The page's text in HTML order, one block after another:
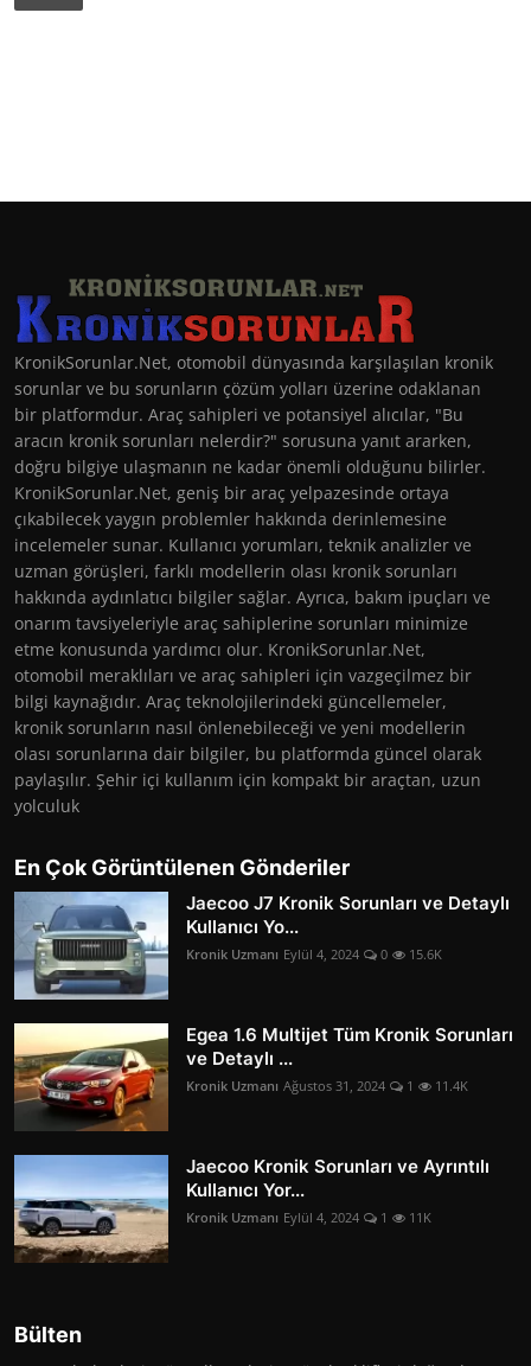
KronikSorunlar.Net, otomobil dünyasında karşılaşılan kronik
sorunlar ve bu sorunların çözüm yolları üzerine odaklanan
bir platformdur. Araç sahipleri ve potansiyel alıcılar, "Bu
aracın kronik sorunları nelerdir?" sorusuna yanıt ararken,
doğru bilgiye ulaşmanın ne kadar önemli olduğunu bilirler.
KronikSorunlar.Net, geniş bir araç yelpazesinde ortaya
çıkabilecek yaygın problemler hakkında derinlemesine
incelemeler sunar. Kullanıcı yorumları, teknik analizler ve
uzman görüşleri, farklı modellerin olası kronik sorunları
hakkında aydınlatıcı bilgiler sağlar. Ayrıca, bakım ipuçları ve
onarım tavsiyeleriyle araç sahiplerine sorunları minimize
etme konusunda yardımcı olur. KronikSorunlar.Net,
otomobil meraklıları ve araç sahipleri için vazgeçilmez bir
bilgi kaynağıdır. Araç teknolojilerindeki güncellemeler,
kronik sorunların nasıl önlenebileceği ve yeni modellerin
olası sorunlarına dair bilgiler, bu platformda güncel olarak
paylaşılır. Şehir içi kullanım için kompakt bir araçtan, uzun
yolculuk
En Çok Görüntülenen Gönderiler
Jaecoo J7 Kronik Sorunları ve Detaylı
Kullanıcı Yo...
Kronik Uzmanı Eylül 4, 2024 0 15.6K
Egea 1.6 Multijet Tüm Kronik Sorunları
ve Detaylı ...
Kronik Uzmanı Ağustos 31, 2024 1 11.4K
Jaecoo Kronik Sorunları ve Ayrıntılı
Kullanıcı Yor...
Kronik Uzmanı Eylül 4, 2024 1 11K
Bülten